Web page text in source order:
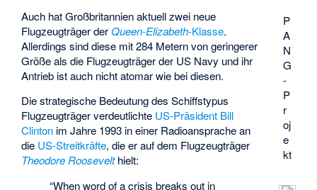
P
A
N
G
-
P
r
oj
e
kt
Auch hat Großbritannien aktuell zwei neue
Flugzeugträger derQueen-Elizabeth-Klasse.
Allerdings sind diese mit 284 Metern von geringerer
Größe als die Flugzeugträger der US Navy und ihr
Antrieb ist auch nicht atomar wie bei diesen.
Die strategische Bedeutung des Schiffstypus
Flugzeugträger verdeutlichte US-Präsident Bill
Clinton im Jahre 1993 in einer Radioansprache an
die US-Streitkräfte, die er auf dem Flugzeugträger
Theodore Roosevelthielt:
“When word of a crisis breaks out in